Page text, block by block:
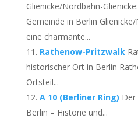
Glienicke/Nordbahn-
Gemeinde in Berlin
eine charmante...
Rathenow-Pritzwalk
historischer Ort in Berlin
Ortsteil...
A 10 (Berliner Ring) Der
Berlin – Historie und...